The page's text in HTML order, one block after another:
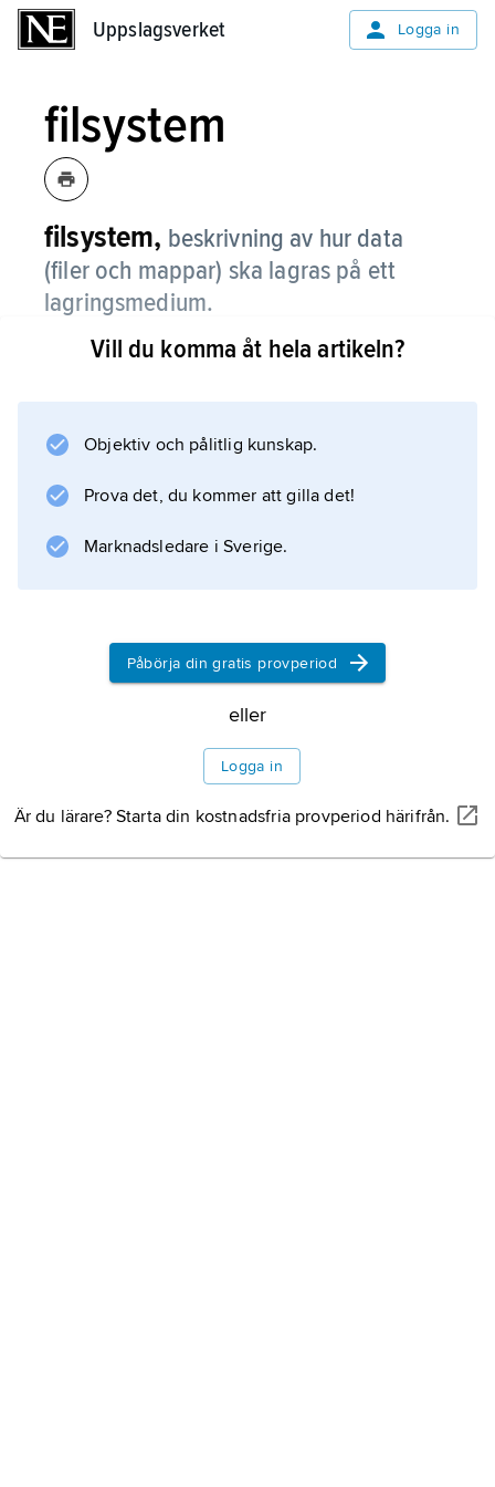
Uppslagsverket Logga in
filsystem
filsystem, beskrivning av hur data
(filer och mappar) ska lagras på ett
lagringsmedium.
Begreppet används även i betydelsen
flashminne eller CD-skiva. Vanliga filsystem är
Windows
, HFS+ i Mac OS X och EXT4 i
Linux
Konsistenskontroll
Bokföring av
blockstatus
Information om filer
Vill du komma åt hela artikeln?
Objektiv och pålitlig kunskap.
Prova det, du kommer att gilla det!
Marknadsledare i Sverige.
Påbörja din gratis provperiod
eller
Logga in
Är du lärare? Starta din kostnadsfria provperiod härifrån.